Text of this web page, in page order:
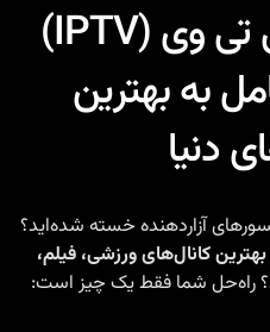
خرید اکانت آیپی تی وی (IPTV)
به بهترین
دنیا
آزاردهنده خسته شده‌اید؟
بهترین کانال‌های ورزشی، فیلم،
راه‌حل شما فقط یک چیز است: